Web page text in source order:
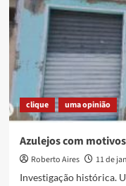
clique uma opinião
Azulejos com
Roberto Aires 11 de
Investigação histórica.